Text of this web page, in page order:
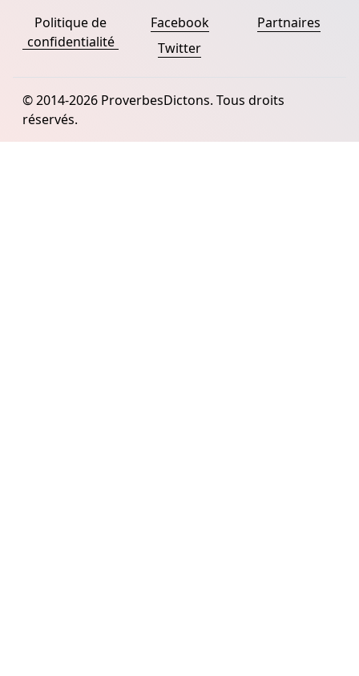
Politique de
confidentialité
Facebook
Twitter
Partnaires
© 2014-2026 ProverbesDictons. Tous droits
réservés.